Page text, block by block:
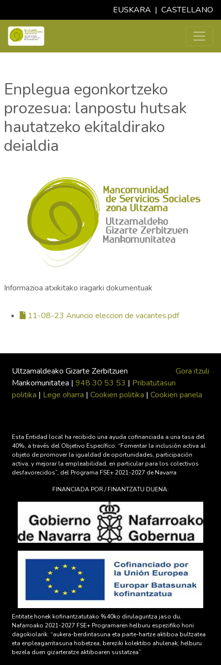
EUSKARA | CASTELLANO
Enplegua egonkortzeko
prozesua: lanpostu hutsak
hautatzeko ekitaldirako
deialdia
Informazioa atxikitako iragarki dokumentuak
11-08-23 Anuncio eleccion de vacantes.pdf
Gora itzuli
Ultzamaldeako Gizarte Zerbitzuen
Mankomunitatea | 948 30 53 53 | Pribatutasun
politika | Lege oharra | Cookien politika | Cookien panela
Esta Entidad local ha recibido una ayuda cofinanciada a una tasa del
40%, a través del Objetivo Específico: “Fomentar la inclusión activa al
objeto de promover la igualdad de oportunidades, participación
activa, y mejorar la empleabilidad, en particular para los colectivos
desfavorecidos”, del Programa FSE+ 2021-2027 de Navarra
FINANCIADA POR / FINANTZATU DUENA:
Entitate honek kofinantzatutako %40ko dirulaguntza jaso du,
Nafarroako 2021-2027 FSE+ Programaren helburu espezifiko honi
dagokiolarik: “aukera-berdintasuna eta parte-hartze aktiboa bultzatea
eta enpleagarritasuna hobetzea, bereziki kolektibo ahulenak, helburu
bezela duen gizarteratze aktiboaren sustatzea”.